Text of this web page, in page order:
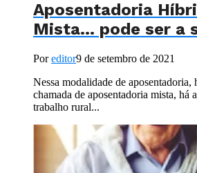
Aposentadoria
Mista… pode ser a
Poreditor9 de setembro de 2021
Nessa modalidade de aposentadoria,
chamada de aposentadoria mista, há
trabalho rural...